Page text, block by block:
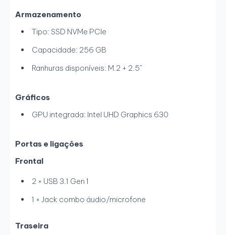
Armazenamento
Tipo: SSD NVMe PCIe
Capacidade: 256 GB
Ranhuras disponíveis: M.2 + 2.5”
Gráficos
GPU integrada: Intel UHD Graphics 630
Portas e ligações
Frontal
2 × USB 3.1 Gen 1
1 × Jack combo áudio/microfone
Traseira